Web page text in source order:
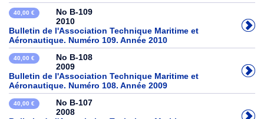
40,00 €
No B-109
2010
Bulletin de l'Association Technique Maritime et
Aéronautique. Numéro 109. Année 2010
40,00 €
No B-108
2009
Bulletin de l'Association Technique Maritime et
Aéronautique. Numéro 108. Année 2009
40,00 €
No B-107
2008